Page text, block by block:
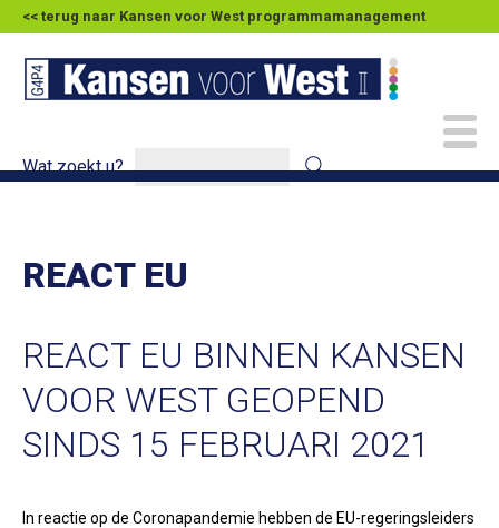
<< terug naar Kansen voor West programmamanagement
Wat zoekt u?
REACT EU
REACT EU BINNEN KANSEN
VOOR WEST GEOPEND
SINDS 15 FEBRUARI 2021
In reactie op de Coronapandemie hebben de EU-regeringsleiders